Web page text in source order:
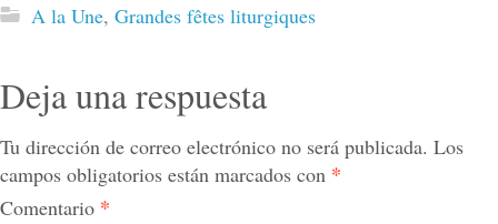
A la Une, Grandes fêtes liturgiques
Deja una respuesta
Tu dirección de correo electrónico no será publicada. Los
campos obligatorios están marcados con *
Comentario *